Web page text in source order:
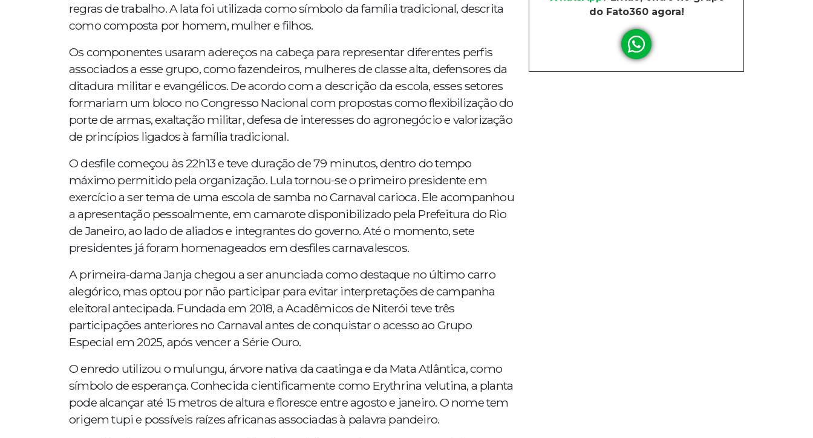
regras de trabalho. A lata foi utilizada como símbolo da família tradicional, descrita
como composta por homem, mulher e filhos.
Os componentes usaram adereços na cabeça para representar diferentes perfis
associados a esse grupo, como fazendeiros, mulheres de classe alta, defensores da
ditadura militar e evangélicos. De acordo com a descrição da escola, esses setores
formariam um bloco no Congresso Nacional com propostas como flexibilização do
porte de armas, exaltação militar, defesa de interesses do agronegócio e valorização
de princípios ligados à família tradicional.
O desfile começou às 22h13 e teve duração de 79 minutos, dentro do tempo
máximo permitido pela organização. Lula tornou-se o primeiro presidente em
exercício a ser tema de uma escola de samba no Carnaval carioca. Ele acompanhou
a apresentação pessoalmente, em camarote disponibilizado pela Prefeitura do Rio
de Janeiro, ao lado de aliados e integrantes do governo. Até o momento, sete
presidentes já foram homenageados em desfiles carnavalescos.
A primeira-dama Janja chegou a ser anunciada como destaque no último carro
alegórico, mas optou por não participar para evitar interpretações de campanha
eleitoral antecipada. Fundada em 2018, a Acadêmicos de Niterói teve três
participações anteriores no Carnaval antes de conquistar o acesso ao Grupo
Especial em 2025, após vencer a Série Ouro.
O enredo utilizou o mulungu, árvore nativa da caatinga e da Mata Atlântica, como
símbolo de esperança. Conhecida cientificamente como Erythrina velutina, a planta
pode alcançar até 15 metros de altura e floresce entre agosto e janeiro. O nome tem
origem tupi e possíveis raízes africanas associadas à palavra pandeiro.
do Fato360 agora!